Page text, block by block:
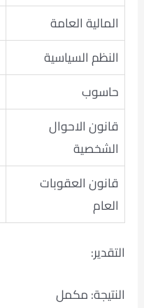
المالية العامة
النظم السياسية
حاسوب
قانون الاحوال
الشخصية
قانون العقوبات
العام
التقدير:
النتيجة: مكمل